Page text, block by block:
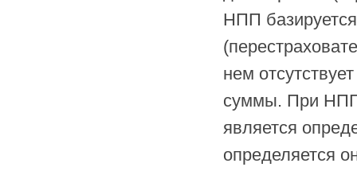
НПП
нем
суммы. При НПП
является
определяется